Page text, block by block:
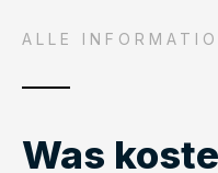
ALLE
Was